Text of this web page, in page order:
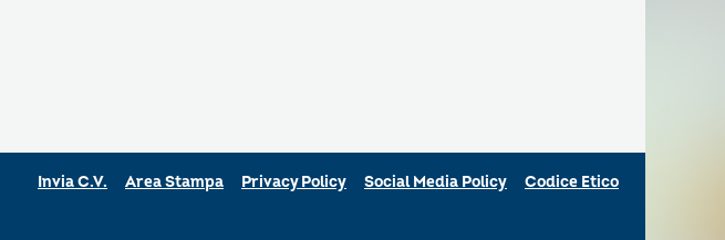
Invia C.V. Area Stampa Privacy Policy Social Media Policy Codice Etico